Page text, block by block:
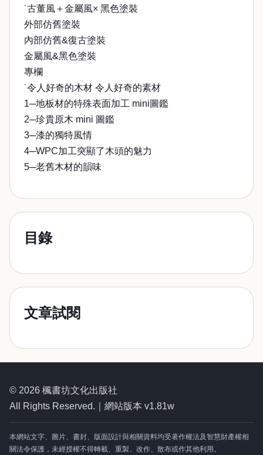
˙古董風＋金屬風× 黑色塗裝
外部仿舊塗裝
內部仿舊&復古塗裝
金屬風&黑色塗裝
專欄
˙令人好奇的木材 令人好奇的素材
1─地板材的特殊表面加工 mini圖鑑
2─珍貴原木 mini 圖鑑
3─漆的獨特風情
4─WPC加工突顯了木頭的魅力
5─老舊木材的韻味
目錄
文章試閱
© 2026 楓書坊文化出版社
All Rights Reserved.｜網站版本 v1.81w
本網站文字、圖片、書封、版面設計與相關資料均受著作權法及智慧財產權相
關法令保護，未經授權不得轉載、重製、改作、散布或作其他利用。